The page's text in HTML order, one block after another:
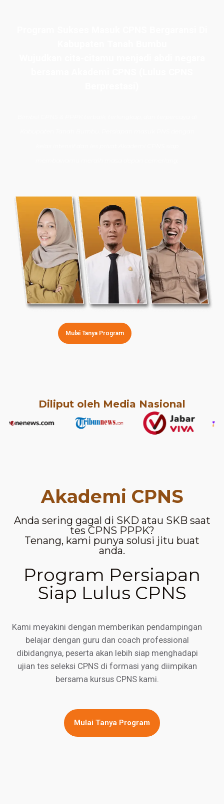
Mulai Tanya Program
Diliput oleh Media Nasional
Akademi CPNS
Anda sering gagal di SKD atau SKB saat
tes CPNS PPPK?
Tenang, kami punya solusi jitu buat
anda.
Program Persiapan
Siap Lulus CPNS
Kami meyakini dengan memberikan pendampingan
belajar dengan guru dan coach professional
dibidangnya, peserta akan lebih siap menghadapi
ujian tes seleksi CPNS di formasi yang diimpikan
bersama kursus CPNS kami.
Mulai Tanya Program